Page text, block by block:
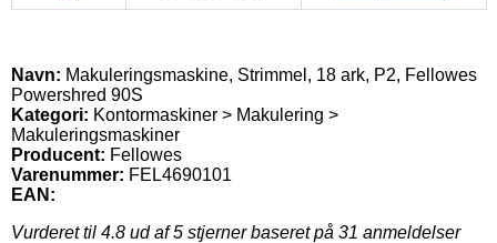
Navn: Makuleringsmaskine, Strimmel, 18 ark, P2, Fellowes
Powershred 90S
Kategori: Kontormaskiner > Makulering >
Makuleringsmaskiner
Producent: Fellowes
Varenummer: FEL4690101
EAN:
Vurderet til 4.8 ud af 5 stjerner baseret på 31 anmeldelser